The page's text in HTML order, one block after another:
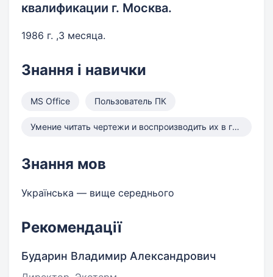
квалификации г. Москва.
1986 г. ,3 месяца.
Знання і навички
MS Office Пользователь ПК
Умение читать чертежи и воспроизводить их в готовое изделие.
Знання мов
Українська — вище середнього
Рекомендації
Бударин Владимир Александрович